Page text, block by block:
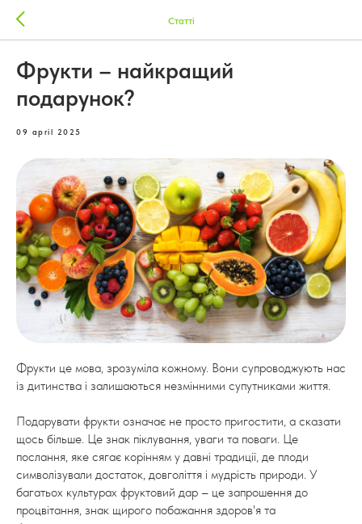
Статті
Фрукти – найкращий
подарунок?
09 april 2025
Фрукти це мова, зрозуміла кожному. Вони супроводжують нас
із дитинства і залишаються незмінними супутниками життя.
Подарувати фрукти означає не просто пригостити, а сказати
щось більше. Це знак піклування, уваги та поваги. Це
послання, яке сягає корінням у давні традиції, де плоди
символізували достаток, довголіття і мудрість природи. У
багатьох культурах фруктовий дар – це запрошення до
процвітання, знак щирого побажання здоров'я та